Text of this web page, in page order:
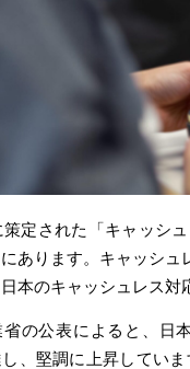
定さ れた「キャ ッシ
にあります。 キャッシュ
日本のキャッシュレス対
の公表によると、日
、堅調に上昇してい